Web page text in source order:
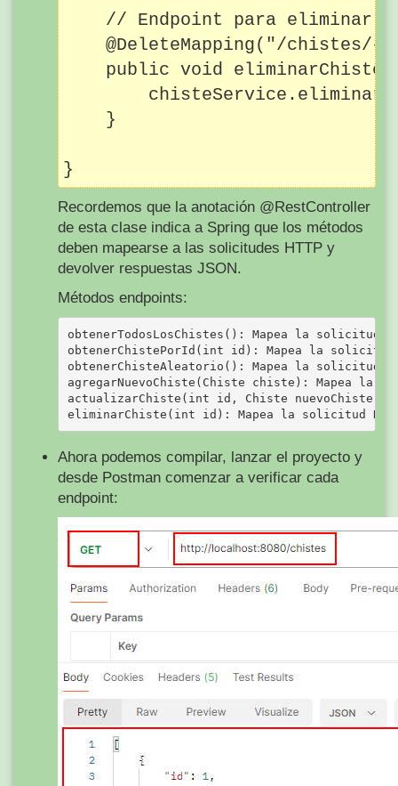
// Endpoint para eliminar
@DeleteMapping("/chistes/
public void
    }
Recordemos que la anotación @RestController
de esta clase indica a Spring que los métodos
deben mapearse a las solicitudes HTTP y
devolver respuestas JSON.
Métodos endpoints:
obtenerTodosLosChistes(): Mapea la solicitud
obtenerChistePorId(int id): Mapea la
obtenerChisteAleatorio(): Mapea la solicitud
agregarNuevoChiste(Chiste chiste): Mapea la
actualizarChiste(int id, Chiste nuevoChiste):
Ahora podemos compilar, lanzar el proyecto y
desde Postman comenzar a verificar cada
endpoint: